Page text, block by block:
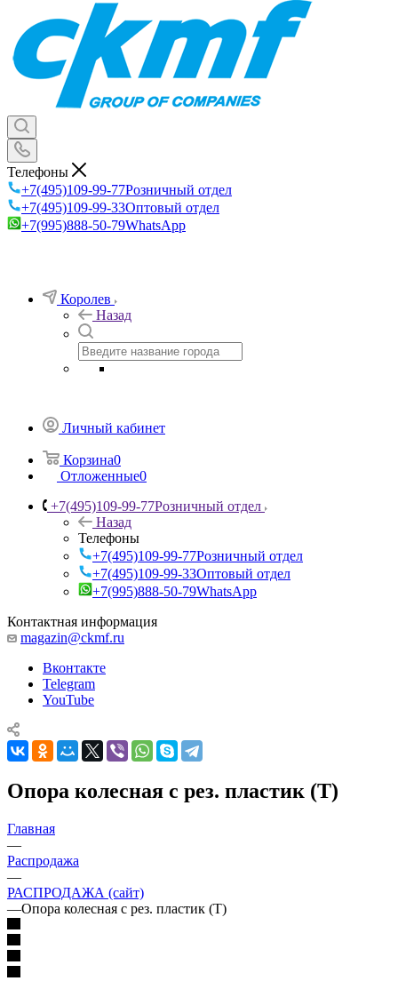
Телефоны
+7(495)109-99-77Розничный отдел
+7(495)109-99-33Оптовый отдел
+7(995)888-50-79WhatsApp
Королев
Назад
Личный кабинет
Корзина0
Отложенные0
+7(495)109-99-77Розничный отдел
Назад
Телефоны
+7(495)109-99-77Розничный отдел
+7(495)109-99-33Оптовый отдел
+7(995)888-50-79WhatsApp
Контактная информация
magazin@ckmf.ru
Вконтакте
Telegram
YouTube
Опора колесная с рез. пластик (Т)
Главная
—
Распродажа
—
РАСПРОДАЖА (сайт)
—Опора колесная с рез. пластик (Т)